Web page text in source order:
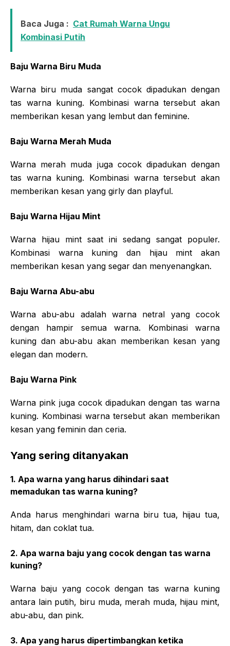
Baca Juga : Cat Rumah Warna Ungu
Kombinasi Putih
Baju Warna Biru Muda
Warna biru muda sangat cocok dipadukan dengan
tas warna kuning. Kombinasi warna tersebut akan
memberikan kesan yang lembut dan feminine.
Baju Warna Merah Muda
Warna merah muda juga cocok dipadukan dengan
tas warna kuning. Kombinasi warna tersebut akan
memberikan kesan yang girly dan playful.
Baju Warna Hijau Mint
Warna hijau mint saat ini sedang sangat populer.
Kombinasi warna kuning dan hijau mint akan
memberikan kesan yang segar dan menyenangkan.
Baju Warna Abu-abu
Warna abu-abu adalah warna netral yang cocok
dengan hampir semua warna. Kombinasi warna
kuning dan abu-abu akan memberikan kesan yang
elegan dan modern.
Baju Warna Pink
Warna pink juga cocok dipadukan dengan tas warna
kuning. Kombinasi warna tersebut akan memberikan
kesan yang feminin dan ceria.
Yang sering ditanyakan
1. Apa warna yang harus dihindari saat
memadukan tas warna kuning?
Anda harus menghindari warna biru tua, hijau tua,
hitam, dan coklat tua.
2. Apa warna baju yang cocok dengan tas warna
kuning?
Warna baju yang cocok dengan tas warna kuning
antara lain putih, biru muda, merah muda, hijau mint,
abu-abu, dan pink.
3. Apa yang harus dipertimbangkan ketika